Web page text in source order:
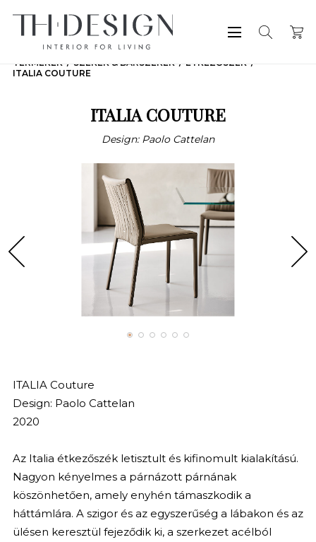
TERMÉKEK SZÉKEK & BÁRSZÉKEK
ÉTKEZŐSZÉK
ITALIA COUTURE
ITALIA COUTURE
Design: Paolo Cattelan
ITALIA Couture
Design: Paolo Cattelan
2020
Az Italia étkezőszék letisztult és kifinomult kialakítású.
Nagyon kényelmes a párnázott párnának
köszönhetően, amely enyhén támaszkodik a
háttámlára. A szigor és az egyszerűség a lábakon és az
ülésen keresztül fejeződik ki, a szerkezet acélból